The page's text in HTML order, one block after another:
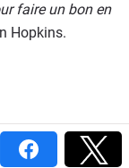
faire un bon en
Hopkins.